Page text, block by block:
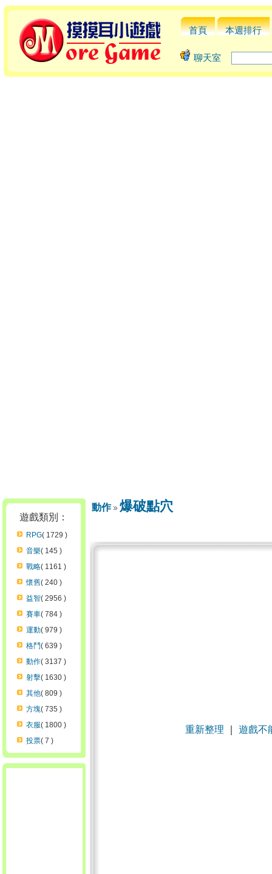
首頁 本週排行
聊天室
遊戲類別：
RPG( 1729 )
音樂( 145 )
戰略( 1161 )
懷舊( 240 )
益智( 2956 )
賽車( 784 )
運動( 979 )
格鬥( 639 )
動作( 3137 )
射擊( 1630 )
其他( 809 )
方塊( 735 )
衣服( 1800 )
投票( 7 )
動作 爆破點穴
重新整理 遊戲不